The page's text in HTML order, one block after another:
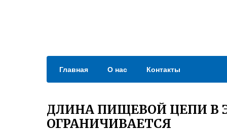
Главная О нас Контакты
ДЛИНА ПИЩЕВОЙ ЦЕПИ В
ОГРАНИЧИВАЕТСЯ